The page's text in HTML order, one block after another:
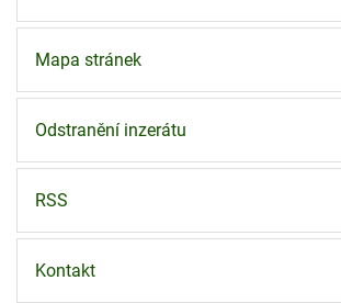
Mapa stránek
Odstranění inzerátu
RSS
Kontakt